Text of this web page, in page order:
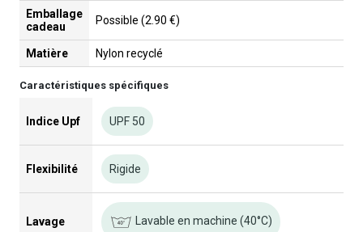
Emballage
cadeau
Possible (2.90 €)
Matière Nylon recyclé
Caractéristiques spécifiques
Indice Upf UPF 50
Flexibilité Rigide
Lavage Lavable en machine (40°C)